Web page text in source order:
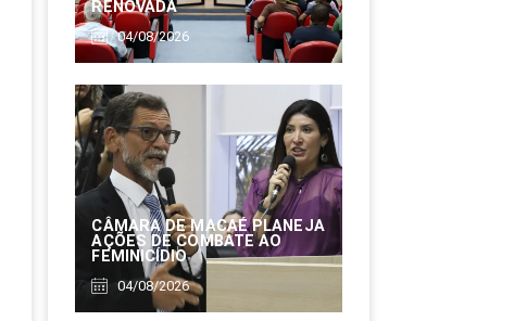
RENOVADA
04/08/2026
CÂMARA DE MACAÉ PLANEJA
AÇÕES DE COMBATE AO
FEMINICÍDIO
04/08/2026